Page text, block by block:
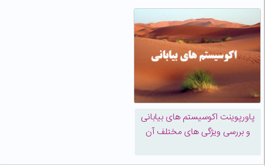
پاورپوینت اکوسیستم های بیابانی
و بررسی ویژگی های مختلف آن